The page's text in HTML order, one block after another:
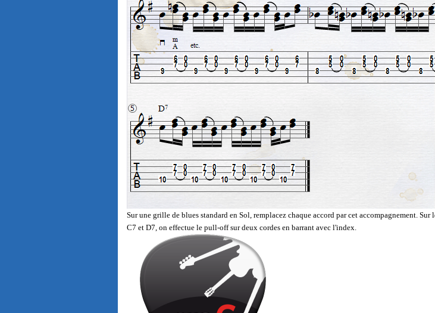
Sur une grille de blues standard en Sol, remplacez chaque accord par cet accompagnement. Sur
C7 et D7, on effectue le pull-off sur deux cordes en barrant avec l'index.